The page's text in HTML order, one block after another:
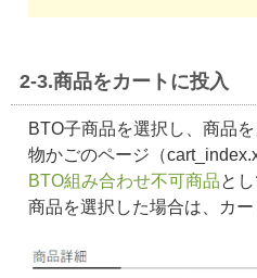
2-3.商品をカートに投入
BTO子商品を選択し、商品
物かごのページ（
BTO組み合わせ不可商品と
商品を選択した場合は、カー